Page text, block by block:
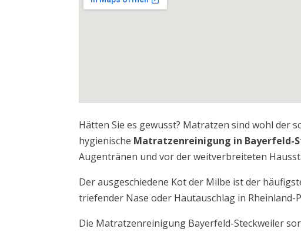
Hätten Sie es gewusst? Matratzen sind wohl der
hygienische Matratzenreinigung in Bayerfeld-
Augentränen und vor der weitverbreiteten
Der ausgeschiedene Kot der Milbe ist der
triefender Nase oder Hautauschlag in Rheinland-
Die Matratzenreinigung Bayerfeld-Steckweiler